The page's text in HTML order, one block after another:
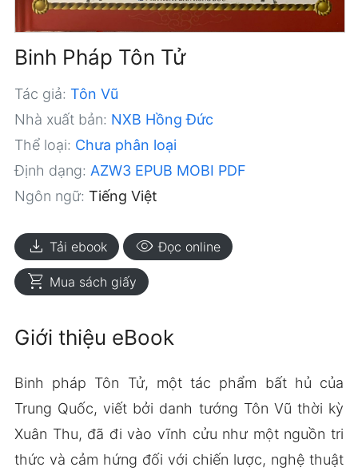
Binh Pháp Tôn Tử
Tác giả: Tôn Vũ
Nhà xuất bản: NXB Hồng Đức
Thể loại: Chưa phân loại
Định dạng: AZW3 EPUB MOBI PDF
Ngôn ngữ: Tiếng Việt
download Tải ebook visibility Đọc online
shopping_cart Mua sách giấy
Giới thiệu eBook
Binh pháp Tôn Tử, một tác phẩm bất hủ của
Trung Quốc, viết bởi danh tướng Tôn Vũ thời kỳ
Xuân Thu, đã đi vào vĩnh cửu như một nguồn tri
thức và cảm hứng đối với chiến lược, nghệ thuật